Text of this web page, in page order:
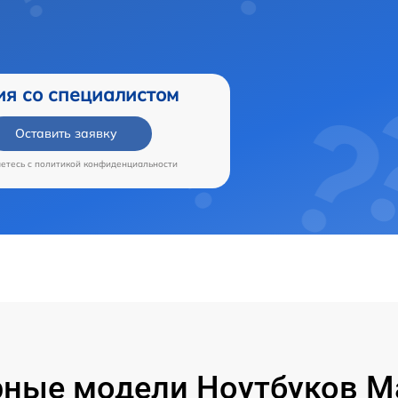
со специалистом
Оставить заявку
c политикой конфиденциальности
модели Ноутбуков